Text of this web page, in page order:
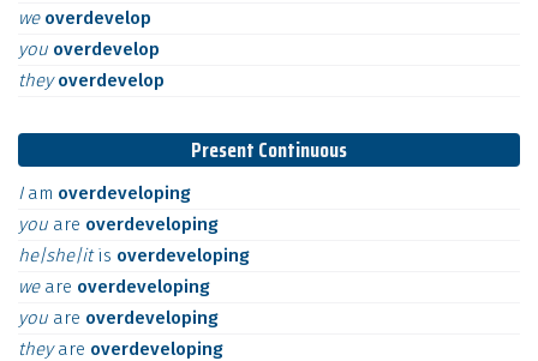
we overdevelop
you overdevelop
theyoverdevelop
Present Continuous
I am overdeveloping
you are overdeveloping
he|she|itis overdeveloping
we are overdeveloping
you are overdeveloping
theyare overdeveloping